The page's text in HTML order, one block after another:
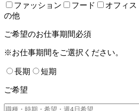
ファッション フード オフィ
の他
ご希望のお仕事期間必須
※お仕事期間をご選択ください。
長期 短期
ご希望